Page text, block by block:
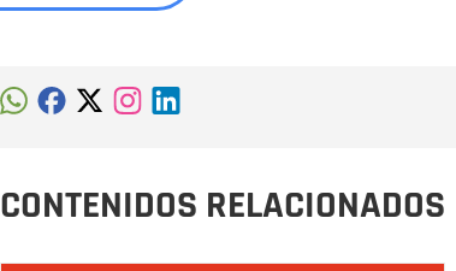
CONTENIDOS RELACIONADOS